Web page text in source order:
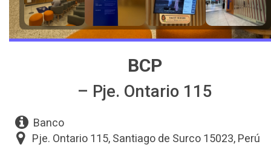
BCP
– Pje. Ontario 115
Banco
Pje. Ontario 115, Santiago de Surco 15023, Perú